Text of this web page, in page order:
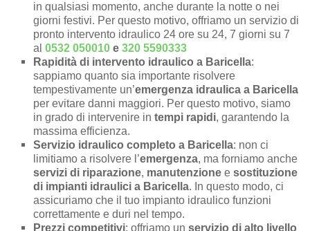
in qualsiasi momento, anche durante la notte o nei
giorni festivi. Per questo motivo, offriamo un servizio di
pronto intervento idraulico 24 ore su 24, 7 giorni su 7
al0532 050010 e320 5590333
Rapidità di intervento idraulico a Baricella:
sappiamo quanto sia importante risolvere
tempestivamente un’emergenza idraulica a Baricella
per evitare danni maggiori. Per questo motivo, siamo
in grado di intervenire intempi rapidi, garantendo la
massima efficienza.
Servizio idraulico completo a Baricella: non ci
limitiamo a risolvere l’emergenza, ma forniamo anche
servizi di riparazione, manutenzione esostituzione
di impianti idraulici a Baricella. In questo modo, ci
assicuriamo che il tuo impianto idraulico funzioni
correttamente e duri nel tempo.
Prezzi competitivi: offriamo unservizio di alto livello